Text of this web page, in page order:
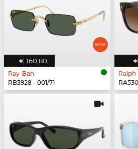
€ 160,80
Ray-Ban
RB3928 - 001/71
Ralph